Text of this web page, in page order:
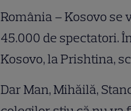
România – Kosovo se
45.000 de spectatori.
Kosovo, la Prishtina,
Dar Man, Mihăilă,